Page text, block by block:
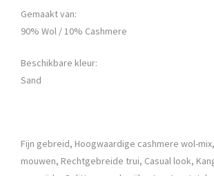
Gemaakt van:
90% Wol / 10% Cashmere
Beschikbare kleur:
Sand
Fijn gebreid, Hoogwaardige cashmere wol-
mouwen, Rechtgebreide trui, Casual look,